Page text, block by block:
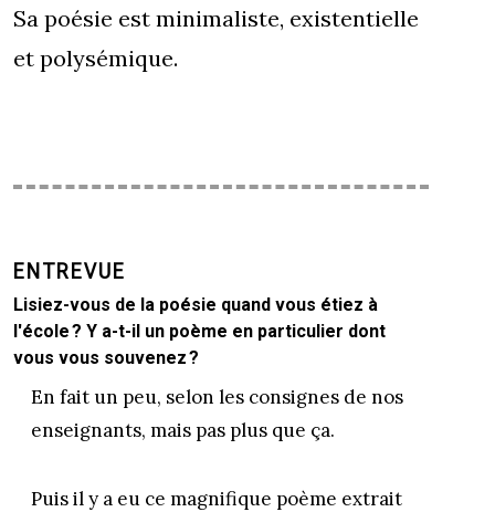
Sa poésie est minimaliste, existentielle
et polysémique.
ENTREVUE
Lisiez-vous de la poésie quand vous étiez à
l'école ? Y a-t-il un poème en particulier dont
vous vous souvenez ?
En fait un peu, selon les consignes de nos
enseignants, mais pas plus que ça.
Puis il y a eu ce magnifique poème extrait